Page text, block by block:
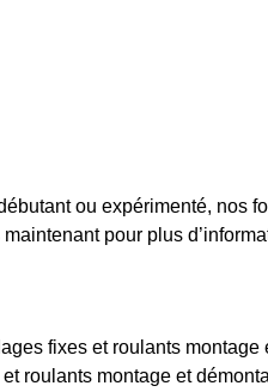
ou expérimenté, nos
pour plus
fixes et roulants montage
roulants montage et